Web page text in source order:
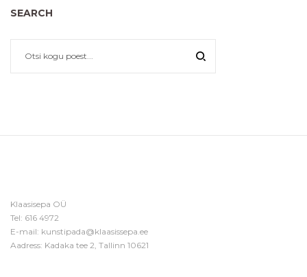
SEARCH
Klaasisepa OÜ
Tel: 616 4972
E-mail: kunstipada@klaasissepa.ee
Aadress: Kadaka tee 2, Tallinn 10621